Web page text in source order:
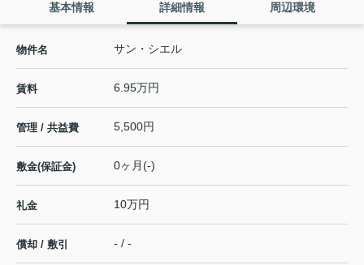
基本情報 詳細情報 周辺環境
物件名 サン・シエル
賃料 6.95万円
管理 / 共益費 5,500円
敷金(保証金) 0ヶ月(-)
礼金 10万円
償却 / 敷引 - / -